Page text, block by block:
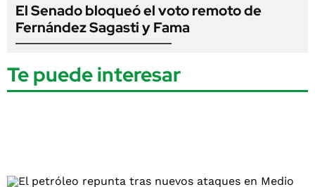
El Senado bloqueó el voto remoto de
Fernández Sagasti y Fama
Te puede interesar